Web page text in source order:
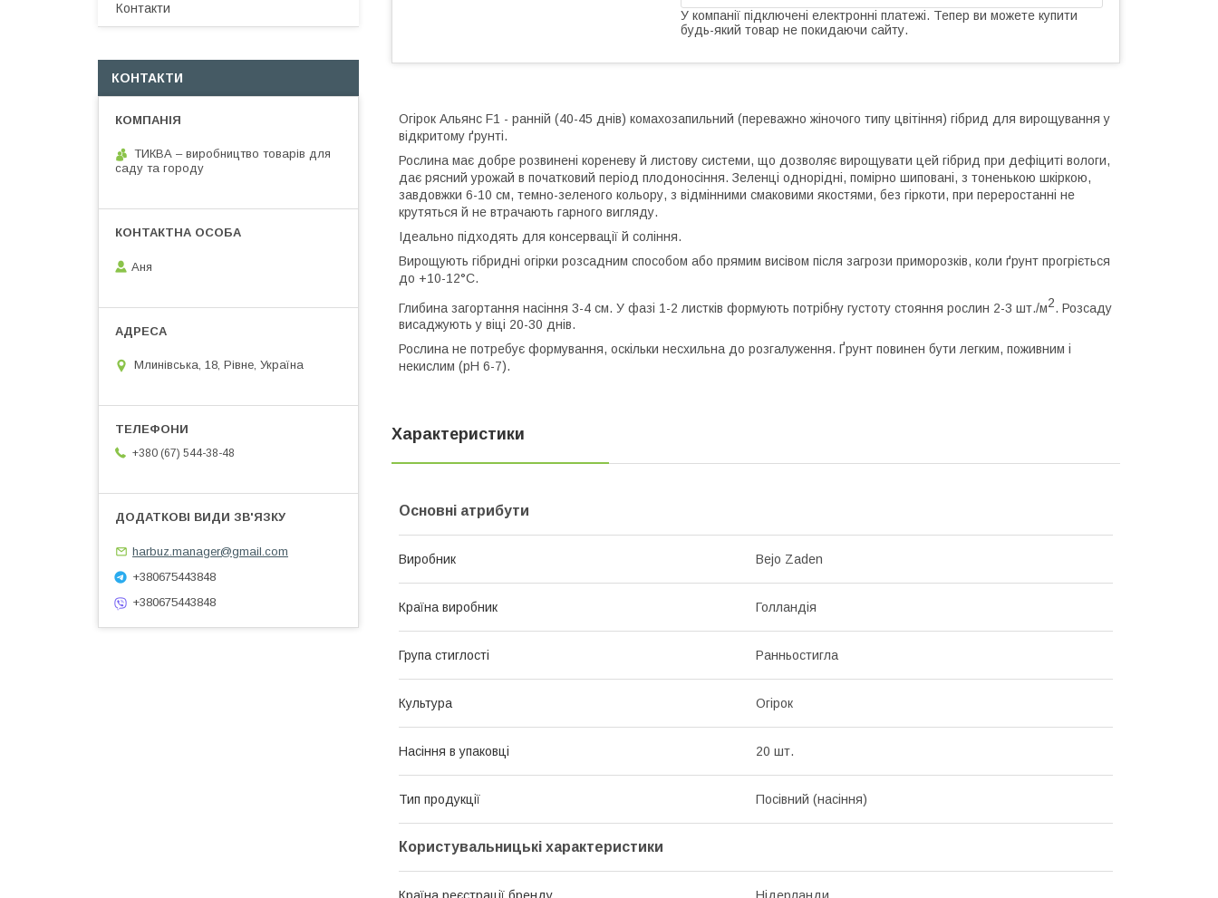
У компанії підключені електронні платежі. Тепер ви можете купити
будь-який товар не покидаючи сайту.
Огірок Альянс F1 - ранній (40-45 днів) комахозапильний (переважно жіночого типу цвітіння) гібрид для вирощування у
відкритому ґрунті.
Рослина має добре розвинені кореневу й листову системи, що дозволяє вирощувати цей гібрид при дефіциті вологи,
дає рясний урожай в початковий період плодоносіння. Зеленці однорідні, помірно шиповані, з тоненькою шкіркою,
завдовжки 6-10 см, темно-зеленого кольору, з відмінними смаковими якостями, без гіркоти, при переростанні не
крутяться й не втрачають гарного вигляду.
Ідеально підходять для консервації й соління.
Вирощують гібридні огірки розсадним способом або прямим висівом після загрози приморозків, коли ґрунт прогріється
до +10-12°С.
Глибина загортання насіння 3-4 см. У фазі 1-2 листків формують потрібну густоту стояння рослин 2-3 шт./м2. Розсаду
висаджують у віці 20-30 днів.
Рослина не потребує формування, оскільки несхильна до розгалуження. Ґрунт повинен бути легким, поживним і
некислим (pH 6-7).
Характеристики
Основні атрибути
Виробник Bejo Zaden
Країна виробник Голландія
Група стиглості Ранньостигла
Культура Огірок
Насіння в упаковці 20 шт.
Тип продукції Посівний (насіння)
Користувальницькі характеристики
Контакти
КОНТАКТИ
ТИКВА – виробництво товарів для
саду та городу
Аня
Млинівська, 18, Рівне, Україна
+380 (67) 544-38-48
harbuz.manager@gmail.com
+380675443848
+380675443848